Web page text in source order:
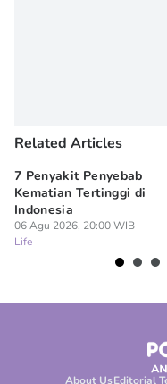
Related Articles
7 Penyakit Penyebab
Kematian Tertinggi di
Indonesia
06 Agu 2026, 20:00 WIB
Life
About UsEditorial